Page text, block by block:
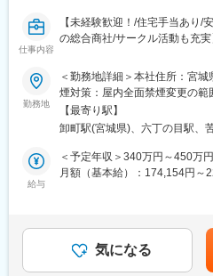
■育成体制
有）、メーカー勉強会など有。
・お客様のご家庭訪問時には先
め、安心して挑戦できる環境で
お客様宅で急を要する事態が
めます。
った場合に対応しきれなけれ
て勤務可能です。
仕事内容
【未経験歓迎！/住宅手当あり
の総合商社/サークル活動も充実
■業務概要：
東北地方にて医療用品の販売を
医師・看護師などの方々に向
ます。
はじめはマスク、注射針、ガー
将来的には新病院の立ち上げ
のタイミングでMRIなどの提案
医療現場向けのメディカル事
ル部門、開業医向けの営業部
勤務地
＜勤務地詳細＞本社住所：宮
煙対策：屋内全面禁煙変更の
【最寄り駅】
卸町駅(宮城県)、六丁の目駅、
給与
＜予定年収＞340万円～450万
月額（基本給）：174,154円～
年収はあくまでも目安の金額
性があります。※固定残業金額
給：年1回■賞与：年2回（昨年
気になる